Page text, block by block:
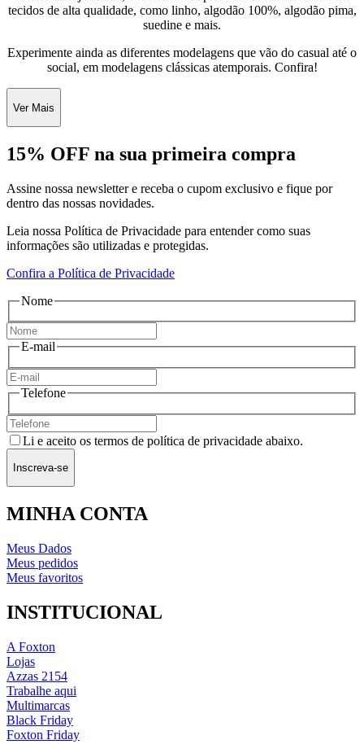
tecidos de alta qualidade, como linho, algodão 100%, algodão pima,
suedine e mais.
Experimente ainda as diferentes modelagens que vão do casual até o
social, em modelagens clássicas atemporais. Confira!
Ver Mais
15% OFF na sua primeira compra
Assine nossa newsletter e receba o cupom exclusivo e fique por
dentro das nossas novidades.
Leia nossa Política de Privacidade para entender como suas
informações são utilizadas e protegidas.
Confira a Política de Privacidade
Nome
E-mail
Telefone
Li e aceito os termos de política de privacidade abaixo.
Inscreva-se
MINHA CONTA
Meus Dados
Meus pedidos
Meus favoritos
INSTITUCIONAL
A Foxton
Lojas
Azzas 2154
Trabalhe aqui
Multimarcas
Black Friday
Foxton Friday